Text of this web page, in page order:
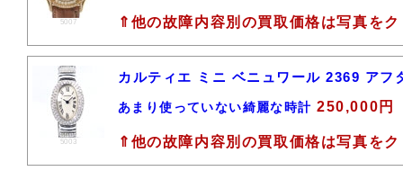
5007 ⇑他の故障内容別の買取価格は写真を
5003
カルティエ ミニ ベニュワール 2369 ア
あまり使っていない綺麗な時計 250,000円
⇑他の故障内容別の買取価格は写真を